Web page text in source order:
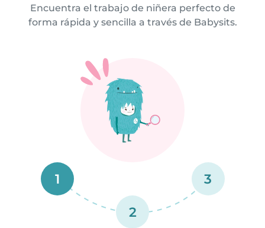
Encuentra el trabajo de niñera perfecto de
forma rápida y sencilla a través de Babysits.
1
2
3